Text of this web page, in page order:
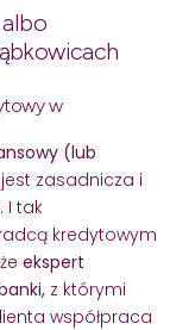
w
(lub
zasadnicza i
I tak
kredytowym
ekspert
z którymi
współpraca